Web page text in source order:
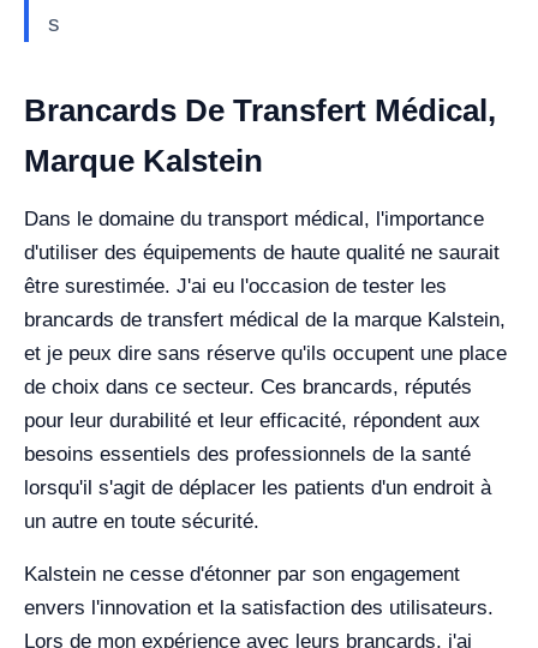
s
Brancards De Transfert Médical,
Marque Kalstein
Dans le domaine du transport médical, l'importance
d'utiliser des équipements de haute qualité ne saurait
être surestimée. J'ai eu l'occasion de tester les
brancards de transfert médical de la marque Kalstein,
et je peux dire sans réserve qu'ils occupent une place
de choix dans ce secteur. Ces brancards, réputés
pour leur durabilité et leur efficacité, répondent aux
besoins essentiels des professionnels de la santé
lorsqu'il s'agit de déplacer les patients d'un endroit à
un autre en toute sécurité.
Kalstein ne cesse d'étonner par son engagement
envers l'innovation et la satisfaction des utilisateurs.
Lors de mon expérience avec leurs brancards, j'ai